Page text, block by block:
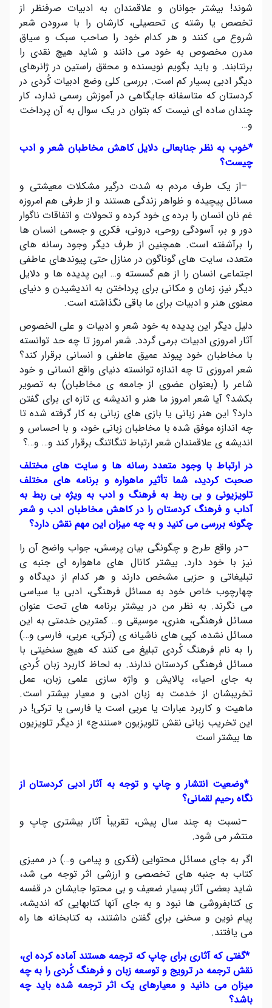
شوند! بیشتر جوانان و علاقمندان به ادبیات صرفنظر از
تخصص یا رشته ی تحصیلی، کارشان را با سرودن شعر
شروع می کنند و هر کدام خود را صاحب سبک و سیاق
مدرن مخصوص به خود می دانند و شاید هیچ نقدی را
برنتابند. و باید بگویم نویسنده و محقق راستین در ژانرهای
دیگر ادبی بسیار کم است. بررسی کلی وضع ادبیات کُردی در
کردستان که متاسفانه جایگاهی در آموزش رسمی ندارد، کار
چندان ساده ای نیست که بتوان در یک سوال به آن پرداخت
و…
*خوب به نظر جنابعالی دلایل کاهش مخاطبان شعر و ادب
چیست؟
–از یک طرف مردم به شدت درگیر مشکلات معیشتی و
مسائل پیچیده و ظواهر زندگی هستند و از طرفی هم امروزه
غم نان انسان را برده ی خود کرده و تحولات و اتفاقات ناگوار
دور و بر، آسودگی روحی، درونی، فکری و جسمی انسان ها
را برآشفته است. همچنین از طرف دیگر وجود رسانه های
متعدد، سایت های گوناگون در منازل حتی پیوندهای عاطفی
اجتماعی انسان را از هم گسسته و… این پدیده ها و دلایل
دیگر نیز، زمان و مکانی برای پرداختن به اندیشیدن و دنیای
معنوی هنر و ادبیات برای ما باقی نگذاشته است.
دلیل دیگر این پدیده به خود شعر و ادبیات و علی الخصوص
آثار امروزی ادبیات برمی گردد. شعر امروز تا چه حد توانسته
با مخاطبان خود پیوند عمیق عاطفی و انسانی برقرار کند؟
شعر امروزی تا چه اندازه توانسته دنیای واقع انسانی و خود
شاعر را (بعنوان عضوی از جامعه ی مخاطبان) به تصویر
بکشد؟ آیا شعر امروز ما هنر و اندیشه ی تازه ای برای گفتن
دارد؟ این هنر زبانی یا بازی های زبانی به کار گرفته شده تا
چه اندازه موفق شده با مخاطبان زبانی خود، و با احساس و
اندیشه ی علاقمندان شعر ارتباط تنگاتنگ برقرار کند و… و…؟
در ارتباط با وجود متعدد رسانه ها و سایت های مختلف
صحبت کردید، شما تأثیر ماهواره و برنامه های مختلف
تلویزیونی و بی ربط به فرهنگ و ادب به ویژه بی ربط به
آداب و فرهنگ کردستان را در کاهش مخاطبان ادب و شعر
چگونه بررسی می کنید و به چه میزان این مهم نقش دارد؟
–در واقع طرح و چگونگی بیان پرسش، جواب واضح آن را
نیز با خود دارد. بیشتر کانال های ماهواره ای جنبه ی
تبلیغاتی و حزبی مشخص دارند و هر کدام از دیدگاه و
چهارچوب خاص خود به مسائل فرهنگی، ادبی یا سیاسی
می نگرند. به نظر من در بیشتر برنامه های تحت عنوان
مسائل فرهنگی، هنری، موسیقی و… کمترین خدمتی به این
مسائل نشده، کپی های ناشیانه ی (ترکی، عربی، فارسی و…)
را به نام فرهنگ کُردی تبلیغ می کنند که هیچ سنخیتی با
مسائل فرهنگی کردستان ندارند. به لحاظ کاربرد زبان کُردی
به جای احیاء، پالایش و واژه سازی علمی زبان، عمل
تخریبشان از خدمت به زبان ادبی و معیار بیشتر است.
ماهیت و کاربرد عبارات یا عربی است یا فارسی یا ترکی! در
این تخریب زبانی نقش تلویزیون «سنندج» از دیگر تلویزیون
ها بیشتر است
*وضعیت انتشار و چاپ و توجه به آثار ادبی کردستان از
نگاه رحیم لقمانی؟
–نسبت به چند سال پیش، تقریباً آثار بیشتری چاپ و
منتشر می شود.
اگر به جای مسائل محتوایی (فکری و پیامی و…) در ممیزی
کتاب به جنبه های تخصصی و ارزشی اثر توجه می شد،
شاید بعضی آثار بسیار ضعیف و بی محتوا جایشان در قفسه
ی کتابفروشی ها نبود و به جای آنها کتابهایی که اندیشه،
پیام نوین و سخنی برای گفتن داشتند، به کتابخانه ها راه
می یافتند.
*گفتی که آثاری برای چاپ که ترجمه هستند آماده کرده ای،
نقش ترجمه در ترویج و توسعه زبان و فرهنگ کُردی را به چه
میزان می دانید و معیارهای یک اثر ترجمه شده باید چه
باشد؟